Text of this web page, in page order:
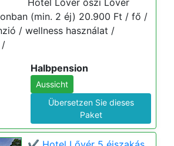
Hotel Lővér őszi Lővér
(min. 2 éj) 20.900 Ft / fő /
/ wellness használat /
/
Halbpension
Aussicht
Übersetzen Sie dieses
Paket